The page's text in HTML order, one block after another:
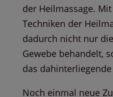
der Heilmassage.
Techniken der
dadurch nicht nur
Gewebe behandelt,
das
Noch einmal neue